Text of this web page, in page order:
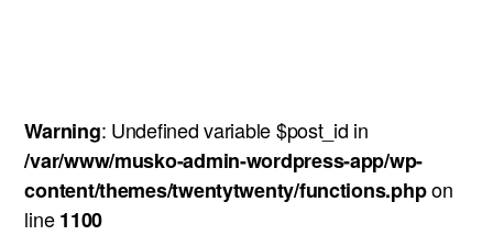
Warning: Undefined variable $post_id in
/var/www/musko-admin-wordpress-app/wp-
content/themes/twentytwenty/functions.phpon
line1100